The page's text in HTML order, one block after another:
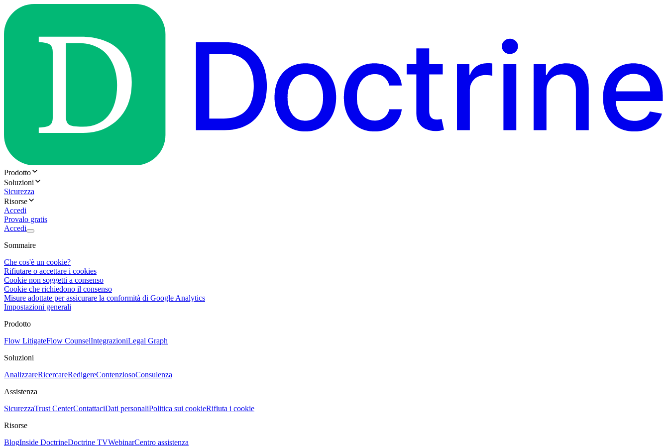
Prodotto
Soluzioni
Sicurezza
Risorse
Accedi
Provalo gratis
Accedi
Sommaire
Che cos'è un cookie?
Rifiutare o accettare i cookies
Cookie non soggetti a consenso
Cookie che richiedono il consenso
Misure adottate per assicurare la conformità di Google Analytics
Impostazioni generali
Prodotto
Flow LitigateFlow CounselIntegrazioniLegal Graph
Soluzioni
AnalizzareRicercareRedigereContenziosoConsulenza
Assistenza
SicurezzaTrust CenterContattaciDati personaliPolitica sui cookieRifiuta i cookie
Risorse
BlogInside DoctrineDoctrine TVWebinarCentro assistenza